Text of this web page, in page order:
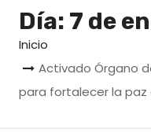
Día: 7 de
Inicio
Activado Órgano
para fortalecer la paz